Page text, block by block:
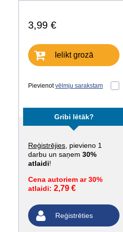
3,99 €
Ielikt grozā
Pievienotvēlmju sarakstam
Gribi lētāk?
Reģistrējies , pievieno 1
darbu un saņem 30%
atlaidi!
Cena autoriem ar 30%
atlaidi: 2,79 €
Reģistrēties